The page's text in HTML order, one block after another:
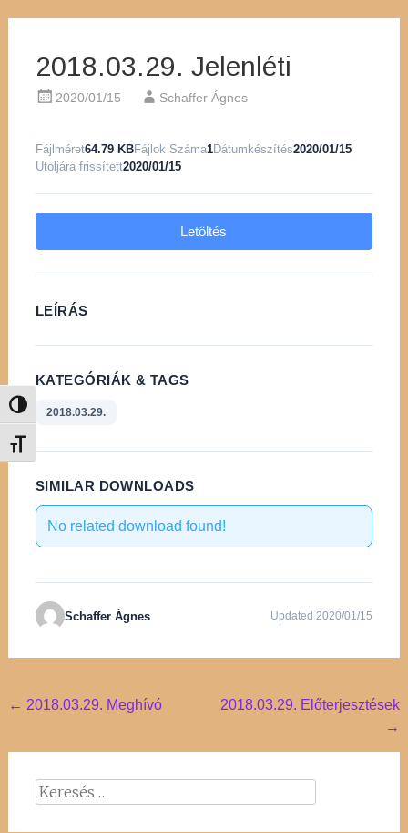
Nagy kontraszt váltása
Betűméret váltása
2018.03.29. Jelenléti
2020/01/15 Schaffer Ágnes
Fájlméret64.79 KBFájlok Száma1Dátumkészítés2020/01/15
Utoljára frissített2020/01/15
Letöltés
LEÍRÁS
KATEGÓRIÁK & TAGS
2018.03.29.
SIMILAR DOWNLOADS
No related download found!
Schaffer Ágnes Updated 2020/01/15
Post
← 2018.03.29. Meghívó
2018.03.29. Előterjesztések
→
Keresés: